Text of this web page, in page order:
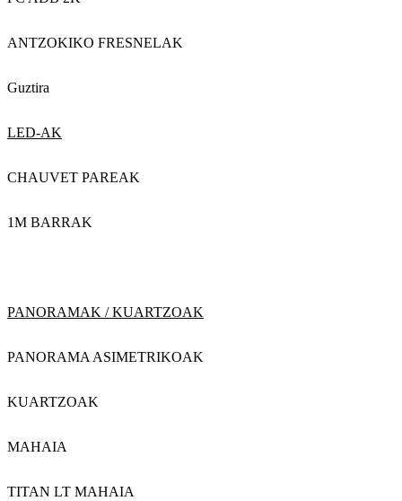
ANTZOKIKO FRESNELAK
Guztira
LED-AK
CHAUVET PAREAK
1M BARRAK
PANORAMAK / KUARTZOAK
PANORAMA ASIMETRIKOAK
KUARTZOAK
MAHAIA
TITAN LT MAHAIA